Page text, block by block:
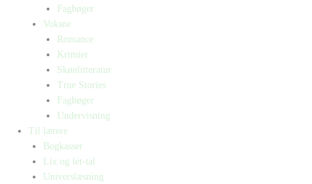
Fagbøger
Voksne
Romance
Krimier
Skønlitteratur
True Stories
Fagbøger
Undervisning
Til lærere
Bogkasser
Lix og let-tal
Universlæsning